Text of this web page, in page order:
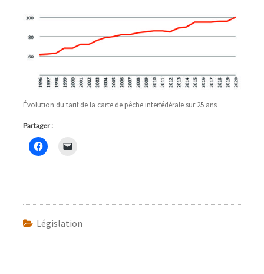
Évolution du tarif de la carte de pêche interfédérale sur 25 ans
Partager :
Législation